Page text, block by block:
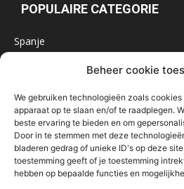
Beheer cookie
We gebruiken technologieën zoals
apparaat op te slaan en/of te raadplegen.
beste ervaring te bieden en om
Door in te stemmen met deze
bladeren gedrag of unieke ID's op deze
toestemming geeft of je toestemming
hebben op bepaalde functies en
POPULAIRE CATEGORIE
Spanje
Marokko
IJsland
Malta
Roemenië